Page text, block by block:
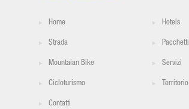
Home Hotels
Strada Pacchetti
Mountaian Bike Servizi
Cicloturismo Territorio
Contatti